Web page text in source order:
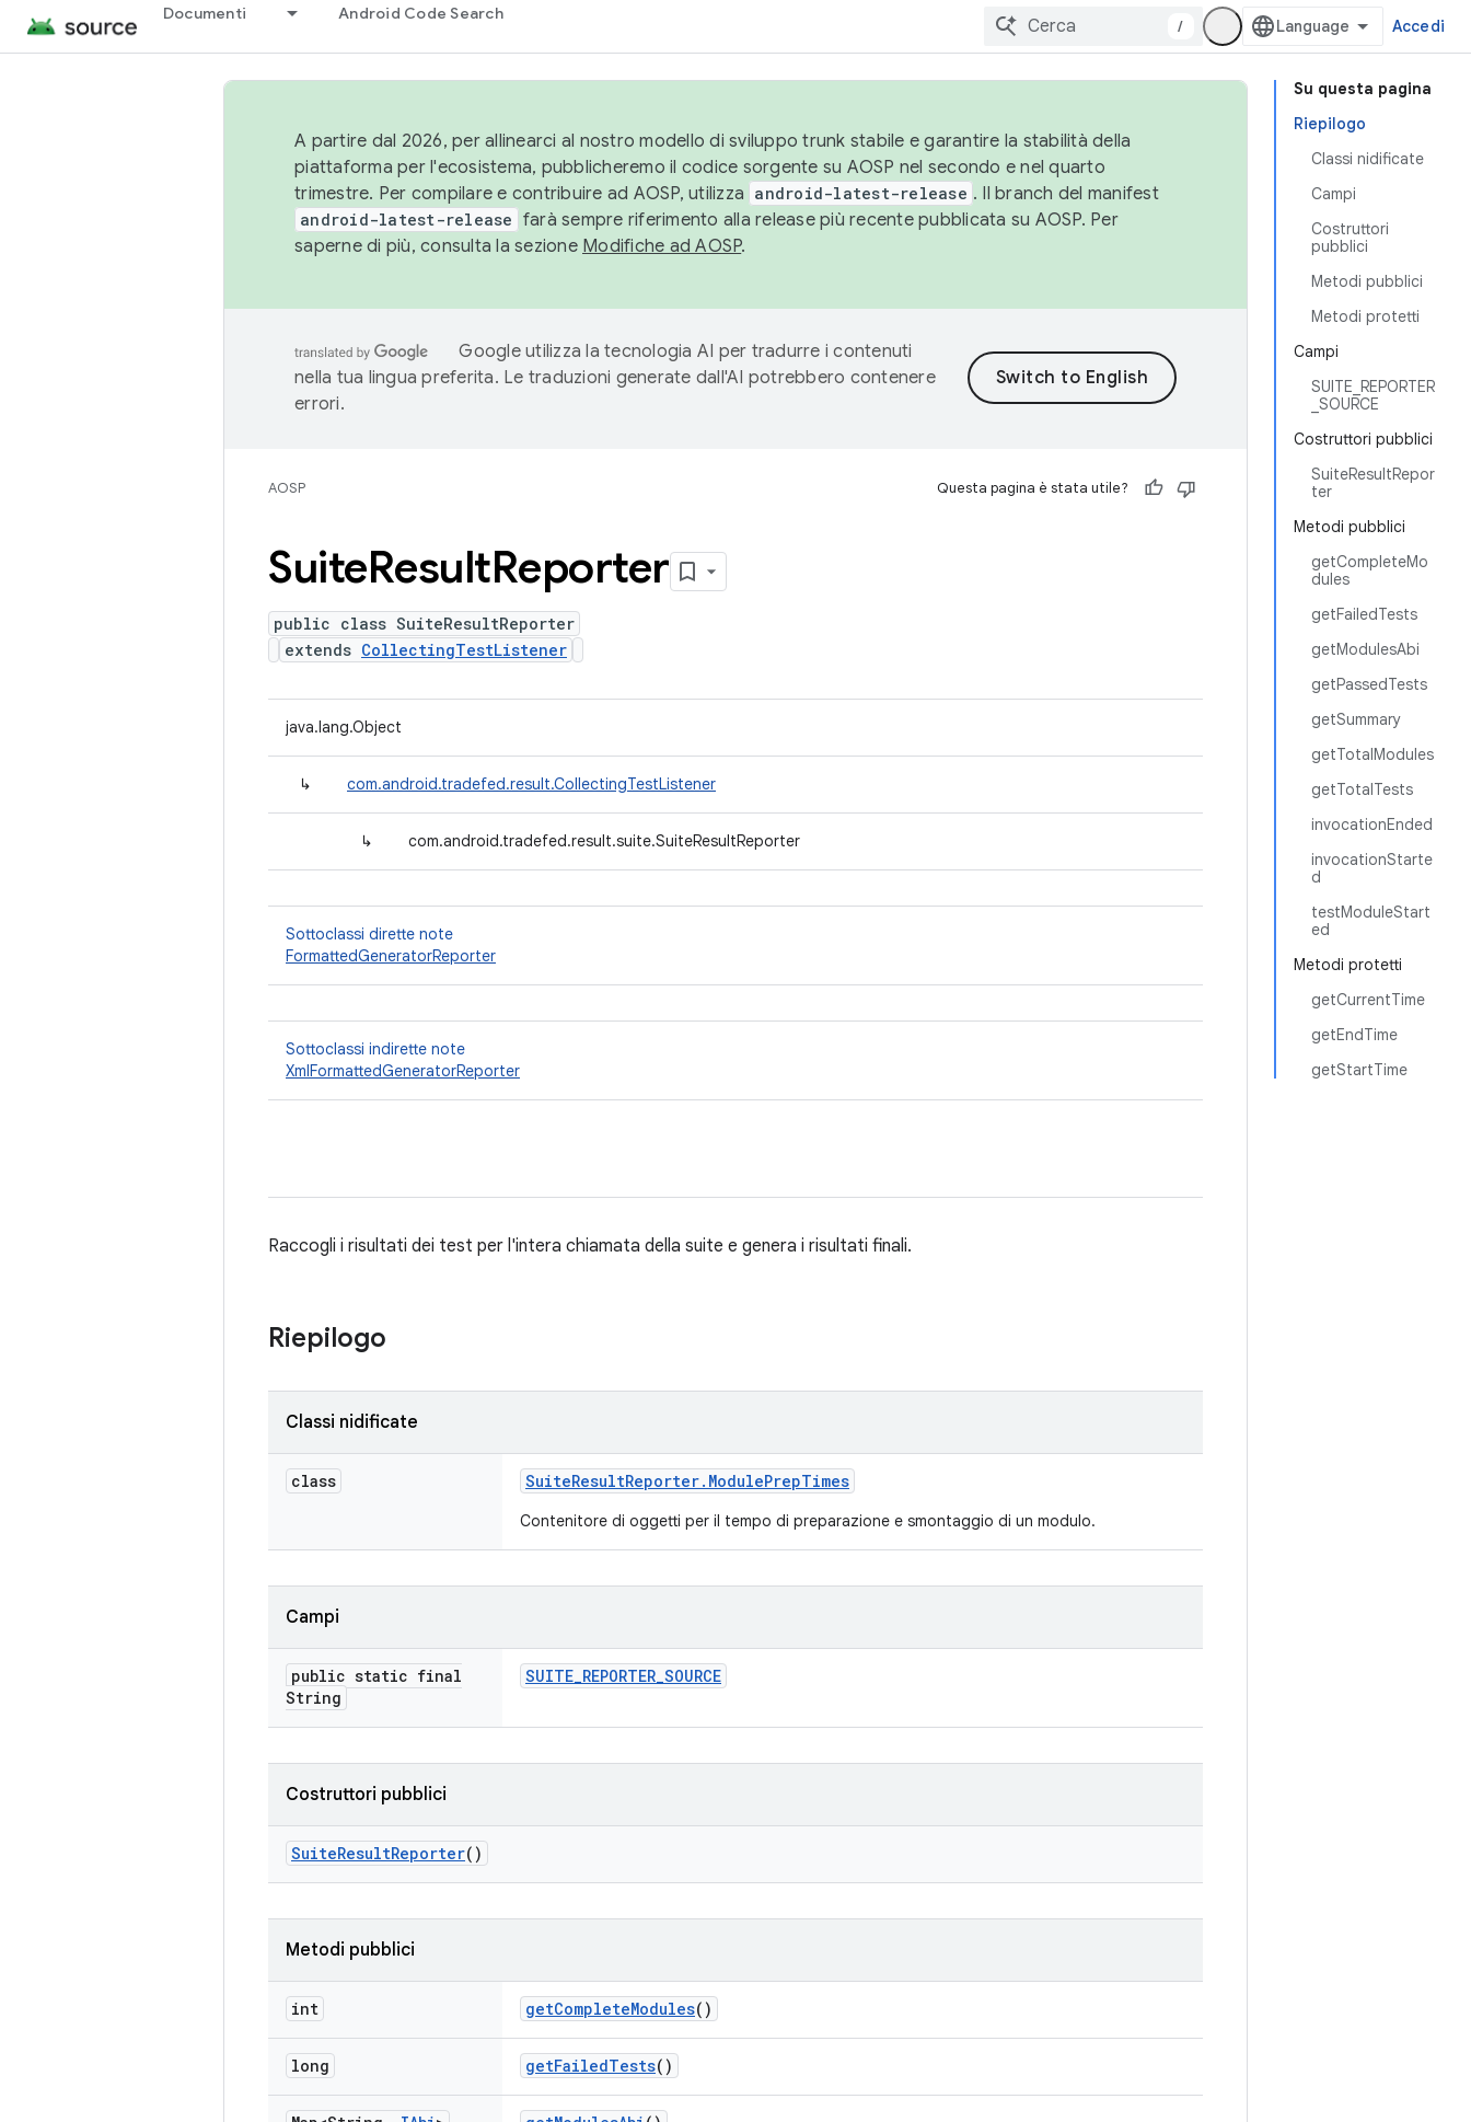
Documenti Android Code Search
/ Accedi
Su questa pagina
Riepilogo
Classi nidificate
Campi
Costruttori
pubblici
Metodi pubblici
Metodi protetti
Campi
SUITE_REPORTER
_SOURCE
Costruttori pubblici
SuiteResultRepor
ter
Metodi pubblici
getCompleteMo
dules
getFailedTests
getModulesAbi
getPassedTests
getSummary
getTotalModules
getTotalTests
invocationEnded
invocationStarte
d
testModuleStart
ed
Metodi protetti
getCurrentTime
getEndTime
getStartTime
A partire dal 2026, per allinearci al nostro modello di sviluppo trunk stabile e garantire la stabilità della
piattaforma per l'ecosistema, pubblicheremo il codice sorgente su AOSP nel secondo e nel quarto
trimestre. Per compilare e contribuire ad AOSP, utilizza android-latest-release . Il branch del manifest
android-latest-release farà sempre riferimento alla release più recente pubblicata su AOSP. Per
saperne di più, consulta la sezione Modifiche ad AOSP.
Google utilizza la tecnologia AI per tradurre i contenuti
nella tua lingua preferita. Le traduzioni generate dall'AI potrebbero contenere
errori.
AOSP Questa pagina è stata utile?
SuiteResultReporter
public class SuiteResultReporter
extends CollectingTestListener
java.lang.Object
↳ com.android.tradefed.result.CollectingTestListener
↳ com.android.tradefed.result.suite.SuiteResultReporter
Sottoclassi dirette note
FormattedGeneratorReporter
Sottoclassi indirette note
XmlFormattedGeneratorReporter
Raccogli i risultati dei test per l'intera chiamata della suite e genera i risultati finali.
Riepilogo
Classi nidificate
class SuiteResultReporter. ModulePrepTimes
Contenitore di oggetti per il tempo di preparazione e smontaggio di un modulo.
Campi
public static final
String
SUITE_REPORTER_SOURCE
Costruttori pubblici
SuiteResultReporter()
Metodi pubblici
int getCompleteModules()
long getFailedTests()